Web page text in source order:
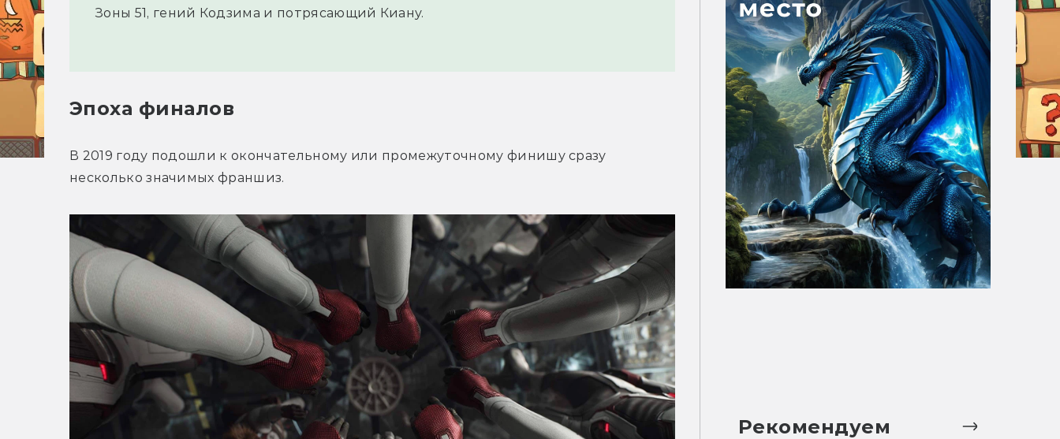
Зоны 51, гений Кодзима и потрясающий Киану.
Эпоха финалов
В 2019 году подошли к окончательному или промежуточному финишу сразу
несколько значимых франшиз.
Рекомендуем